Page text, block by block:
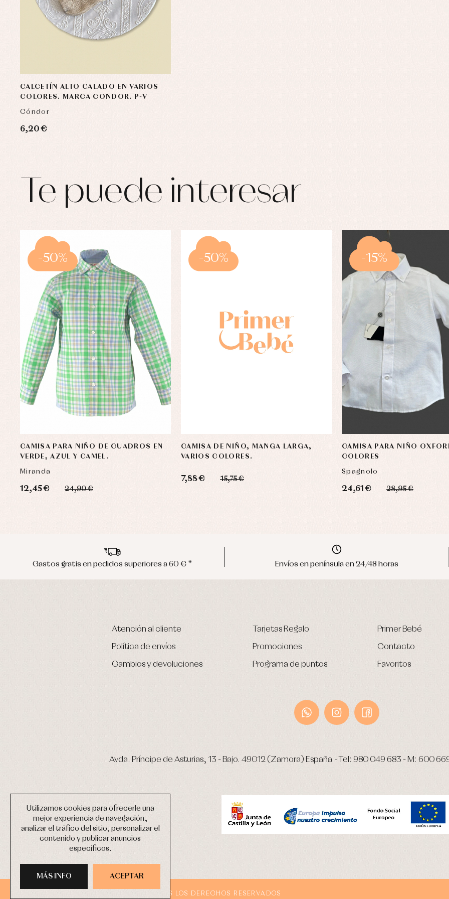
Utilizamos cookies para ofrecerle una
mejor experiencia de navegación,
analizar el tráfico del sitio, personalizar el
contenido y publicar anuncios
específicos.
ACEPTAR
MÁS INFO
CALCETÍN ALTO CALADO EN VARIOS
COLORES. MARCA CONDOR. P-V
Cóndor
6,20 €
Te puede interesar
CAMISA PARA NIÑO DE CUADROS EN
VERDE, AZUL Y CAMEL.
Miranda
12,45 € 24,90 €
-50%
CAMISA DE NIÑO, MANGA LARGA,
VARIOS COLORES.
7,88 € 15,75 €
-50%
CAMISA PARA NIÑO
COLORES
Spagnolo
24,61 € 28,95 €
-15%
Gastos gratis en pedidos superiores a 60 € * Envíos en península en 24/48 horas
Atención al cliente
Política de envíos
Cambios y devoluciones
Tarjetas Regalo
Promociones
Programa de puntos
Primer Bebé
Contacto
Favoritos
Avda. Príncipe de Asturias, 13 - Bajo. 49012 (Zamora) España -Tel: 980 049 683 - M: 600
TODOS LOS DERECHOS RESERVADOS